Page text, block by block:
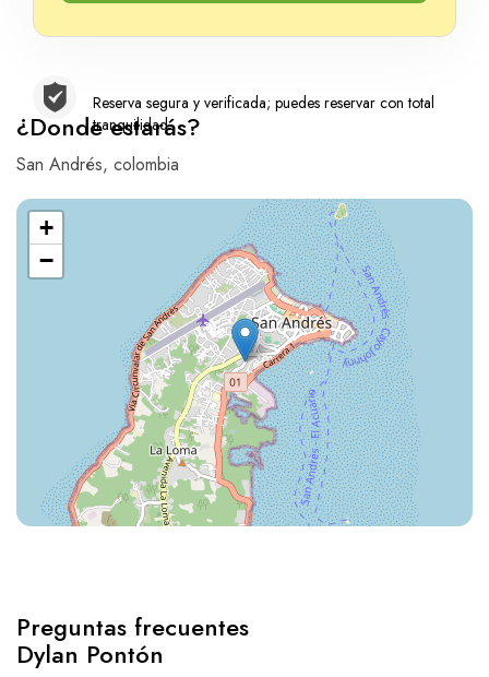
Reserva segura y verificada; puedes reservar con total
tranquilidad
¿Donde estarás?
San Andrés, colombia
+
−
Preguntas frecuentes
Dylan Pontón